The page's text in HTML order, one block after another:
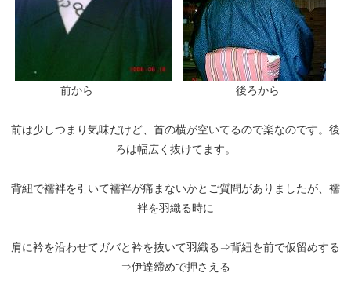
前から 後ろから
前は少しつまり気味だけど、首の横が空いてるので楽なのです。後
ろは幅広く抜けてます。
背紐で襦袢を引いて襦袢が痛まないかとご質問がありましたが、襦
袢を羽織る時に
肩に衿を沿わせてガバと衿を抜いて羽織る⇒背紐を前で仮留めする
⇒伊達締めで押さえる